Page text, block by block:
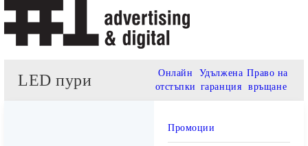
LED пури
Онлайн
отстъпки
Удължена
гаранция
Право на
връщане
Промоции